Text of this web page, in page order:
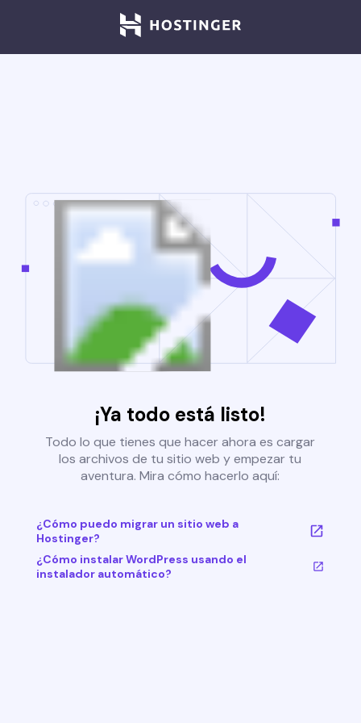
¡Ya todo está listo!
Todo lo que tienes que hacer ahora es cargar
los archivos de tu sitio web y empezar tu
aventura. Mira cómo hacerlo aquí:
¿Cómo puedo migrar un sitio web a
Hostinger?
¿Cómo instalar WordPress usando el
instalador automático?